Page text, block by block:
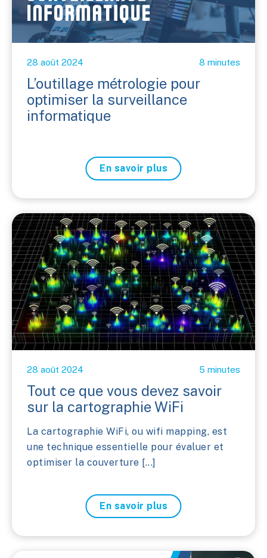
28 août 2024 8 minutes
L’outillage métrologie pour
optimiser la surveillance
informatique
En savoir plus
28 août 2024 5 minutes
Tout ce que vous devez savoir
sur la cartographie WiFi
La cartographie WiFi, ou wifi mapping, est
une technique essentielle pour évaluer et
optimiser la couverture [...]
En savoir plus